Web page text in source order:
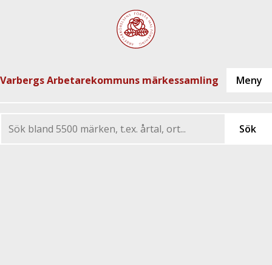
Varbergs Arbetarekommuns märkessamling